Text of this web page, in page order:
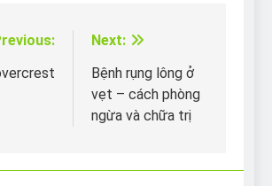
Next:
Bệnh rụng lông ở
vẹt – cách phòng
ngừa và chữa trị